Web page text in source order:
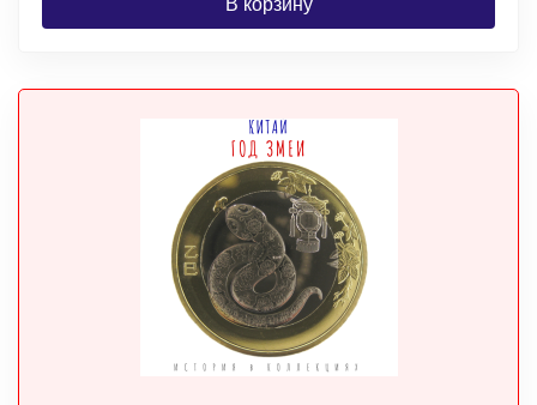
В корзину